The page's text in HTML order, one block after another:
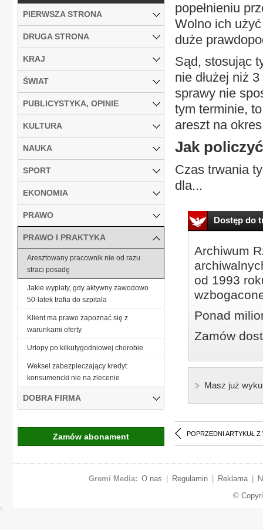
popełnieniu
Wolno ich
duże
Sąd, stosując
nie dłużej niż
sprawy nie
tym terminie,
areszt na
Jak
Czas trwania
dla...
Dostęp do
Archiwum
od 1993
Ponad
Zamów
Masz już
POPRZEDNI ARTYKUŁ Z
PIERWSZA STRONA
DRUGA STRONA
KRAJ
ŚWIAT
PUBLICYSTYKA, OPINIE
KULTURA
NAUKA
SPORT
EKONOMIA
PRAWO
PRAWO I PRAKTYKA
Aresztowany pracownik nie od razu
straci posadę
Jakie wypłaty, gdy aktywny zawodowo
50-latek trafia do szpitala
Klient ma prawo zapoznać się z
warunkami oferty
Urlopy po kilkutygodniowej chorobie
Weksel zabezpieczający kredyt
konsumencki nie na zlecenie
DOBRA FIRMA
Zamów abonament
Gremi Media: O nas Regulamin Reklama
©